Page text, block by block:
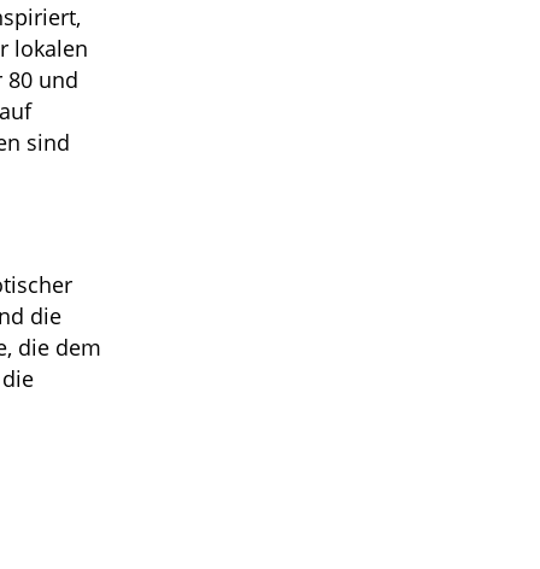
lokalen
80 und
sind
die
die dem